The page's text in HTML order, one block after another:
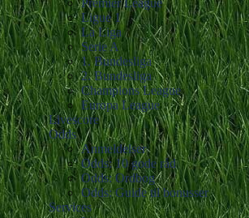
Premier League
Ligue 1
La Liga
Serie A
1. Bundesliga
2. Bundesliga
Champions League
Europa League
Livescore
Odds
Anmeldelser
Odds: 10 gode råd
Odds: Ordbog
Odds: Guide til bonusser
Services